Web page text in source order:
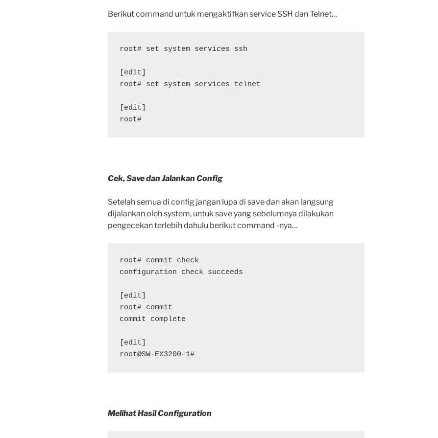
Berikut command untuk mengaktifkan service SSH dan Telnet…
root# set system services ssh
[edit]
root# set system services telnet
[edit]
root#
Cek, Save dan Jalankan Config
Setelah semua di config jangan lupa di save dan akan langsung
dijalankan oleh system, untuk save yang sebelumnya dilakukan
pengecekan terlebih dahulu berikut command -nya…
root# commit check
configuration check succeeds
[edit]
root# commit
commit complete
[edit]
root@SW-EX3200-1#
Melihat Hasil Configuration